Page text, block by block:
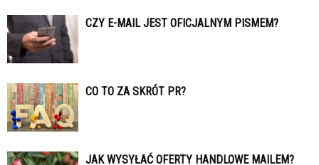
CZY E-MAIL JEST OFICJALNYM PISMEM?
CO TO ZA SKRÓT PR?
JAK WYSYŁAĆ OFERTY HANDLOWE MAILEM?